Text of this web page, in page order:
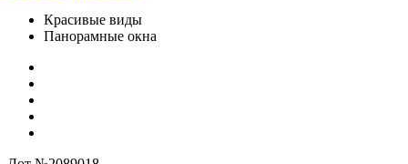
Красивые виды
Панорамные окна